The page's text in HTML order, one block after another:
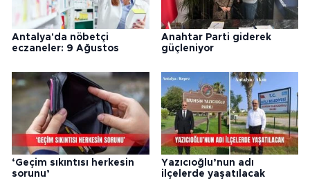
Antalya'da nöbetçi
eczaneler: 9 Ağustos
Anahtar Parti giderek
güçleniyor
‘Geçim sıkıntısı herkesin
sorunu’
Yazıcıoğlu’nun adı
ilçelerde yaşatılacak